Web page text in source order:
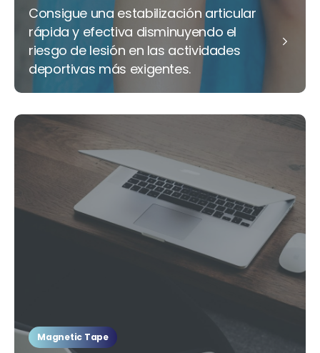
Consigue una estabilización articular
rápida y efectiva disminuyendo el
riesgo de lesión en las actividades
deportivas más exigentes.
Magnetic Tape